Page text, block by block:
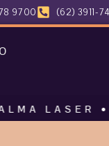
9700 (62) 3911-
•